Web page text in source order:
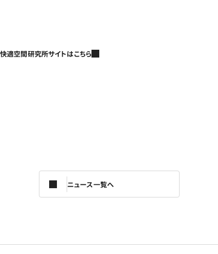
快適空間研究所サイトはこちら
ニュース一覧へ